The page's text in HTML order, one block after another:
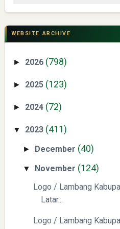
Hasil Panen
Non-Academic Prominence
WEBSITE ARCHIVE
► 2026 (798)
► 2025 (123)
► 2024 (72)
▼ 2023 (411)
► December (40)
▼ November (124)
Logo / Lambang
Latar...
Logo / Lambang